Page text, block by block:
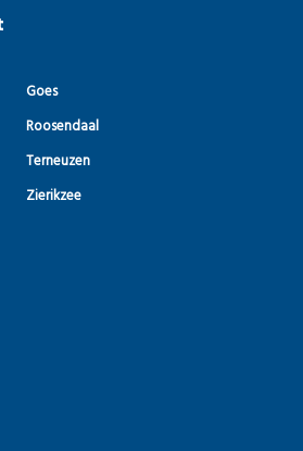
Goes
Roosendaal
Terneuzen
Zierikzee